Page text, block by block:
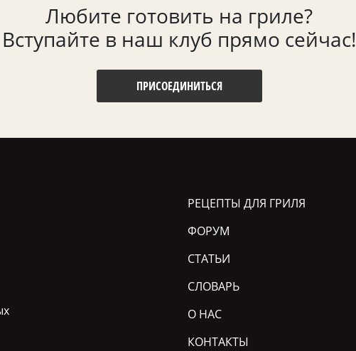
Любите готовить на гриле?
Вступайте в наш клуб прямо сейчас!
ПРИСОЕДИНИТЬСЯ
РЕЦЕПТЫ ДЛЯ ГРИЛЯ
ФОРУМ
СТАТЬИ
СЛОВАРЬ
О НАС
КОНТАКТЫ